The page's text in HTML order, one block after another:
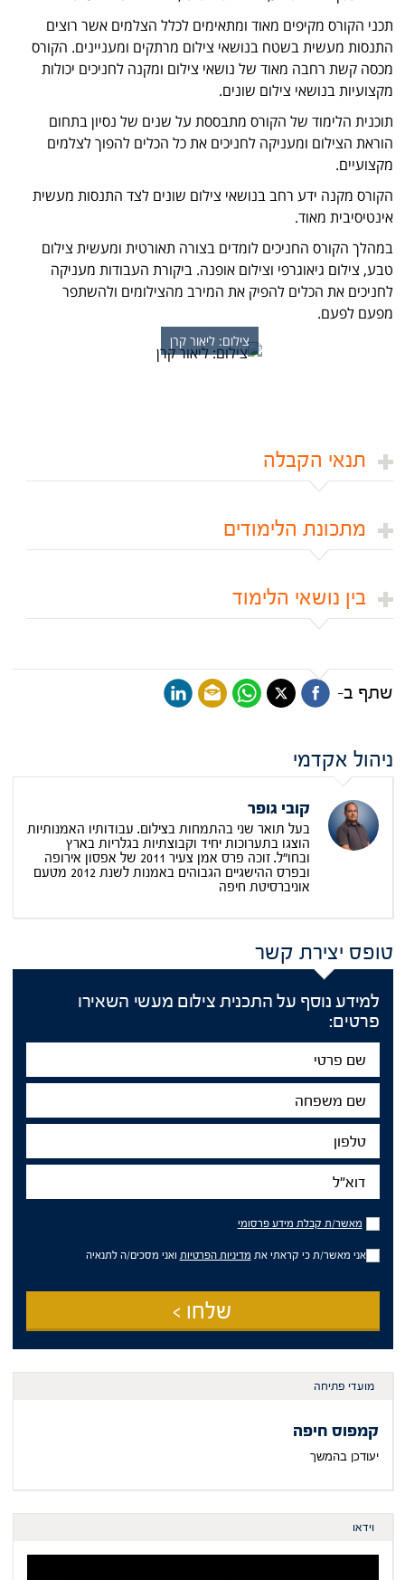
תכני הקורס מקיפים מאוד ומתאימים לכלל הצלמים אשר רוצים
התנסות מעשית בשטח בנושאי צילום מרתקים ומעניינים. הקורס
מכסה קשת רחבה מאוד של נושאי צילום ומקנה לחניכים יכולות
מקצועיות בנושאי צילום שונים.
תוכנית הלימוד של הקורס מתבססת על שנים של נסיון בתחום
הוראת הצילום ומעניקה לחניכים את כל הכלים להפוך לצלמים
מקצועיים.
הקורס מקנה ידע רחב בנושאי צילום שונים לצד התנסות מעשית
אינטיסיבית מאוד.
במהלך הקורס החניכים לומדים בצורה תאורטית ומעשית צילום
טבע, צילום גיאוגרפי וצילום אופנה. ביקורת העבודות מעניקה
לחניכים את הכלים להפיק את המירב מהצילומים ולהשתפר
מפעם לפעם.
צילום: ליאור קרן
תנאי הקבלה
מתכונת הלימודים
בין נושאי הלימוד
שתף ב-
ניהול אקדמי
קובי גופר
בעל תואר שני בהתמחות בצילום. עבודותיו האמנותיות
הוצגו בתערוכות יחיד וקבוצתיות בגלריות בארץ
ובחו"ל. זוכה פרס אמן צעיר 2011 של אפסון אירופה
ובפרס ההישגיים הגבוהים באמנות לשנת 2012 מטעם
אוניברסיטת חיפה
טופס יצירת קשר
למידע נוסף על התכנית צילום מעשי השאירו
פרטים:
שם
פרטי
שם
משפחה
טלפון
דוא"ל
מאשר/ת
קבלת
מידע
פרסומי
מאשר/ת קבלת מידע פרסומי
אני מאשר/ת כי קראתי את מדיניות הפרטיות ואני מסכים/ה לתנאיה
שלחו >
מועדי פתיחה
קמפוס חיפה
יעודכן בהמשך
וידאו